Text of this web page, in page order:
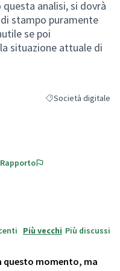
analisi, si dovrà
stampo puramente
se poi
situazione attuale di
Filtra i risultati per
Società digitale
Rapporto
Più vecchi Più discussi
questo momento, ma